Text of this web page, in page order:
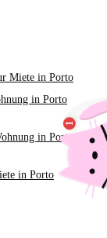
Miete in Porto
in Porto
in Porto
in Porto